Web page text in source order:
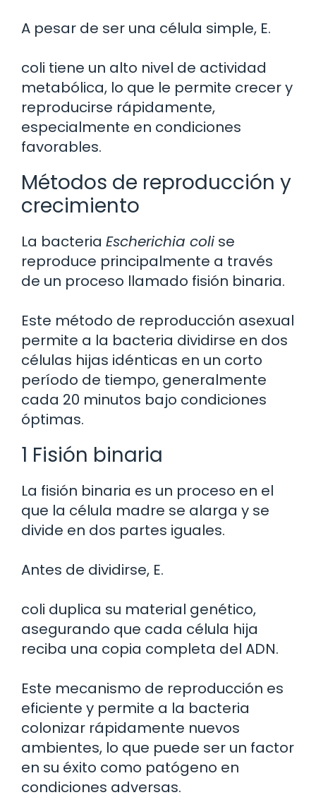
A pesar de ser una célula simple, E.
coli tiene un alto nivel de actividad
metabólica, lo que le permite crecer y
reproducirse rápidamente,
especialmente en condiciones
favorables.
Métodos de reproducción y
crecimiento
La bacteria Escherichia coli se
reproduce principalmente a través
de un proceso llamado fisión binaria.
Este método de reproducción asexual
permite a la bacteria dividirse en dos
células hijas idénticas en un corto
período de tiempo, generalmente
cada 20 minutos bajo condiciones
óptimas.
1 Fisión binaria
La fisión binaria es un proceso en el
que la célula madre se alarga y se
divide en dos partes iguales.
Antes de dividirse, E.
coli duplica su material genético,
asegurando que cada célula hija
reciba una copia completa del ADN.
Este mecanismo de reproducción es
eficiente y permite a la bacteria
colonizar rápidamente nuevos
ambientes, lo que puede ser un factor
en su éxito como patógeno en
condiciones adversas.